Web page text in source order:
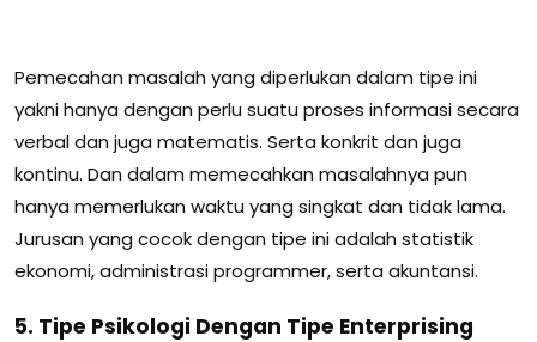
Pemecahan masalah yang diperlukan dalam tipe ini
yakni hanya dengan perlu suatu proses informasi secara
verbal dan juga matematis. Serta konkrit dan juga
kontinu. Dan dalam memecahkan masalahnya pun
hanya memerlukan waktu yang singkat dan tidak lama.
Jurusan yang cocok dengan tipe ini adalah statistik
ekonomi, administrasi programmer, serta akuntansi.
5. Tipe Psikologi Dengan Tipe Enterprising